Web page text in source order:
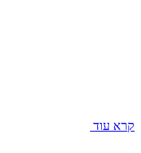
קרא עוד